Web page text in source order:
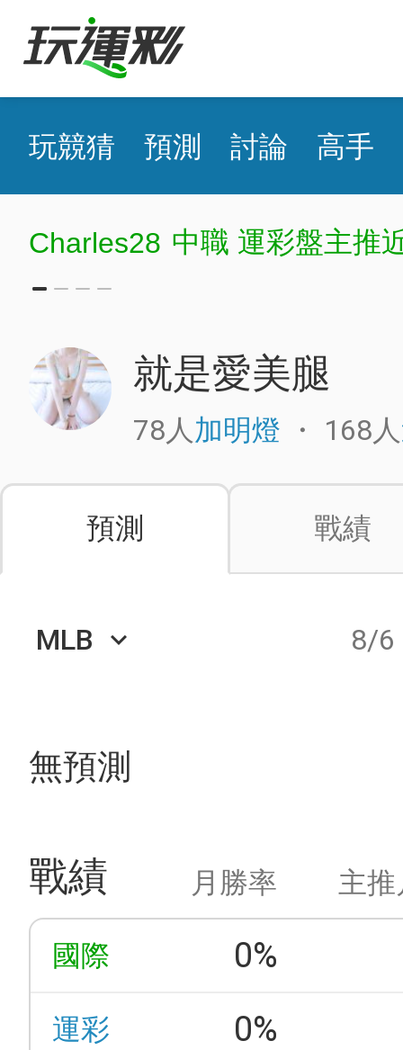
玩競猜 預測 討論 高手
Charles28 中職 運彩盤主推
就是愛美腿
78人加明燈 ・ 168人
預測 戰績
MLB keyboard_arrow_down 8/6
無預測
戰績 月勝率 主
國際 0%
運彩 0%